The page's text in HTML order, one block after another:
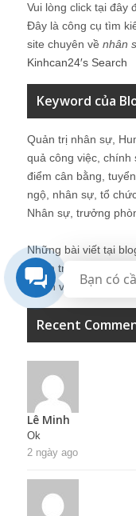
Vui lòng click tại đây
Đây là công cụ tìm
site chuyên về nhân
Kinhcan24′s Search
Keyword của
Quản trị nhân sự,
quả công việc, chính
điểm cân bằng,
ngộ, nhân sự, tổ
Nhân sự, trưởng
Những bài viết tại
Quản trị Nhân sự
thành viên khác
Recent
Lê Minh
Ok
2 ngày ago
Bạn có